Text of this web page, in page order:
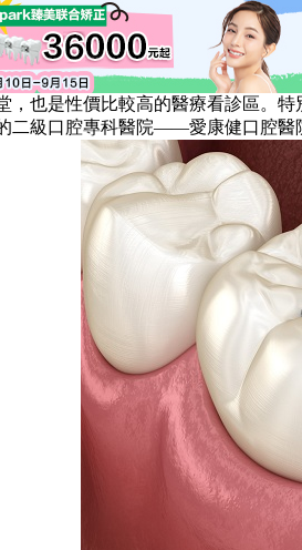
是性價比較高的醫療看診區。特
二級口腔專科醫院——愛康健口腔醫